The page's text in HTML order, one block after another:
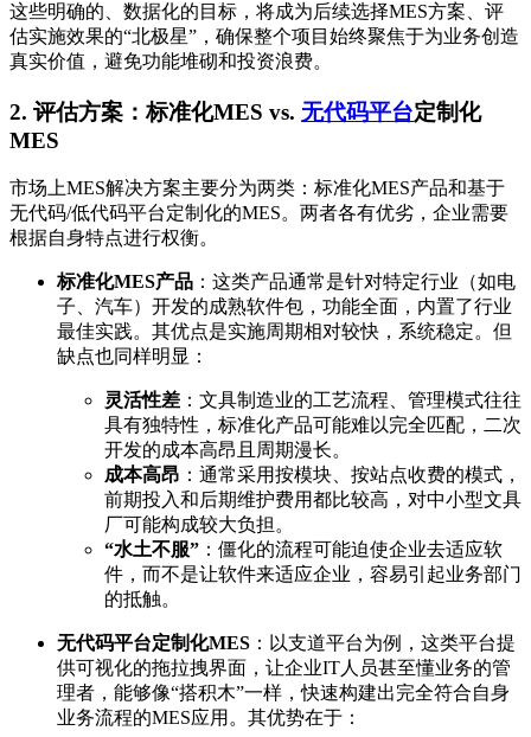
这些明确的、数据化的目标，将成为后续选择MES方案、评
估实施效果的“北极星”，确保整个项目始终聚焦于为业务创造
真实价值，避免功能堆砌和投资浪费。
2. 评估方案：标准化MES vs. 无代码平台定制化
MES
市场上MES解决方案主要分为两类：标准化MES产品和基于
无代码/低代码平台定制化的MES。两者各有优劣，企业需要
根据自身特点进行权衡。
标准化MES产品 ：这类产品通常是针对特定行业（如电
子、汽车）开发的成熟软件包，功能全面，内置了行业
最佳实践。其优点是实施周期相对较快，系统稳定。但
缺点也同样明显：
灵活性差 ：文具制造业的工艺流程、管理模式往往
具有独特性，标准化产品可能难以完全匹配，二次
开发的成本高昂且周期漫长。
成本高昂 ：通常采用按模块、按站点收费的模式，
前期投入和后期维护费用都比较高，对中小型文具
厂可能构成较大负担。
“水土不服” ：僵化的流程可能迫使企业去适应软
件，而不是让软件来适应企业，容易引起业务部门
的抵触。
无代码平台定制化MES ：以支道平台为例，这类平台提
供可视化的拖拉拽界面，让企业IT人员甚至懂业务的管
理者，能够像“搭积木”一样，快速构建出完全符合自身
业务流程的MES应用。其优势在于：